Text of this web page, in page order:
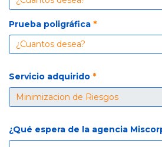
Prueba poligráfica *
Servicio adquirido *
¿Qué espera de la agencia